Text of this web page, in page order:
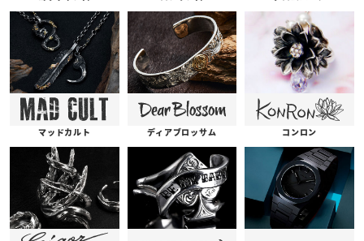
マッドカルト ディアブロッサム コンロン